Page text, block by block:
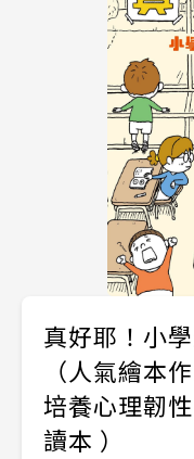
真好耶！小
（人氣繪本
培養心理韌
讀本 ）